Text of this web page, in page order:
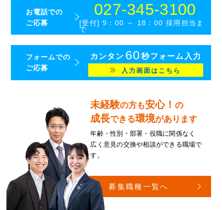
お電話での
ご応募
027-345-3100
[受付] 9：00 ～ 18：00 採用担当ま
で
フォームでの
ご応募
カンタン 60 秒フォーム入力
入力画面はこちら
未経験の方も安心！の
成長できる環境があります
年齢・性別・部署・役職に関係なく
広く意見の交換や相談ができる職場で
す。
募集職種一覧へ